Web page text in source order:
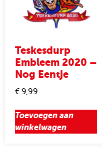
Teskesdurp
Embleem 2020 –
Nog Eentje
€ 9,99
Toevoegen aan
winkelwagen